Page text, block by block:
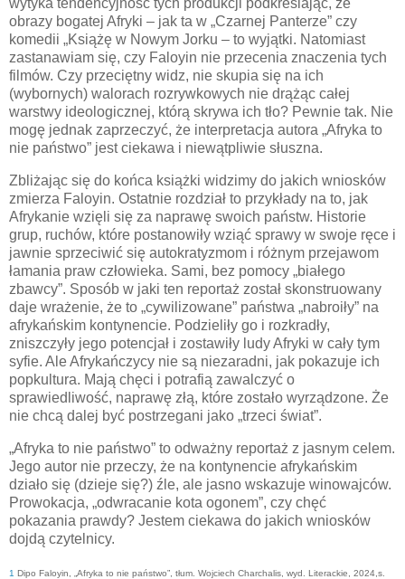
wytyka tendencyjność tych produkcji podkreślając, że
obrazy bogatej Afryki – jak ta w „Czarnej Panterze” czy
komedii „Książę w Nowym Jorku – to wyjątki. Natomiast
zastanawiam się, czy Faloyin nie przecenia znaczenia tych
filmów. Czy przeciętny widz, nie skupia się na ich
(wybornych) walorach rozrywkowych nie drążąc całej
warstwy ideologicznej, którą skrywa ich tło? Pewnie tak. Nie
mogę jednak zaprzeczyć, że interpretacja autora „Afryka to
nie państwo” jest ciekawa i niewątpliwie słuszna.
Zbliżając się do końca książki widzimy do jakich wniosków
zmierza Faloyin. Ostatnie rozdział to przykłady na to, jak
Afrykanie wzięli się za naprawę swoich państw. Historie
grup, ruchów, które postanowiły wziąć sprawy w swoje ręce i
jawnie sprzeciwić się autokratyzmom i różnym przejawom
łamania praw człowieka. Sami, bez pomocy „białego
zbawcy”. Sposób w jaki ten reportaż został skonstruowany
daje wrażenie, że to „cywilizowane” państwa „nabroiły” na
afrykańskim kontynencie. Podzieliły go i rozkradły,
zniszczyły jego potencjał i zostawiły ludy Afryki w cały tym
syfie. Ale Afrykańczycy nie są niezaradni, jak pokazuje ich
popkultura. Mają chęci i potrafią zawalczyć o
sprawiedliwość, naprawę złą, które zostało wyrządzone. Że
nie chcą dalej być postrzegani jako „trzeci świat”.
„Afryka to nie państwo” to odważny reportaż z jasnym celem.
Jego autor nie przeczy, że na kontynencie afrykańskim
działo się (dzieje się?) źle, ale jasno wskazuje winowajców.
Prowokacja, „odwracanie kota ogonem”, czy chęć
pokazania prawdy? Jestem ciekawa do jakich wniosków
dojdą czytelnicy.
1 Dipo Faloyin, „Afryka to nie państwo”, tłum. Wojciech Charchalis, wyd. Literackie, 2024,s.